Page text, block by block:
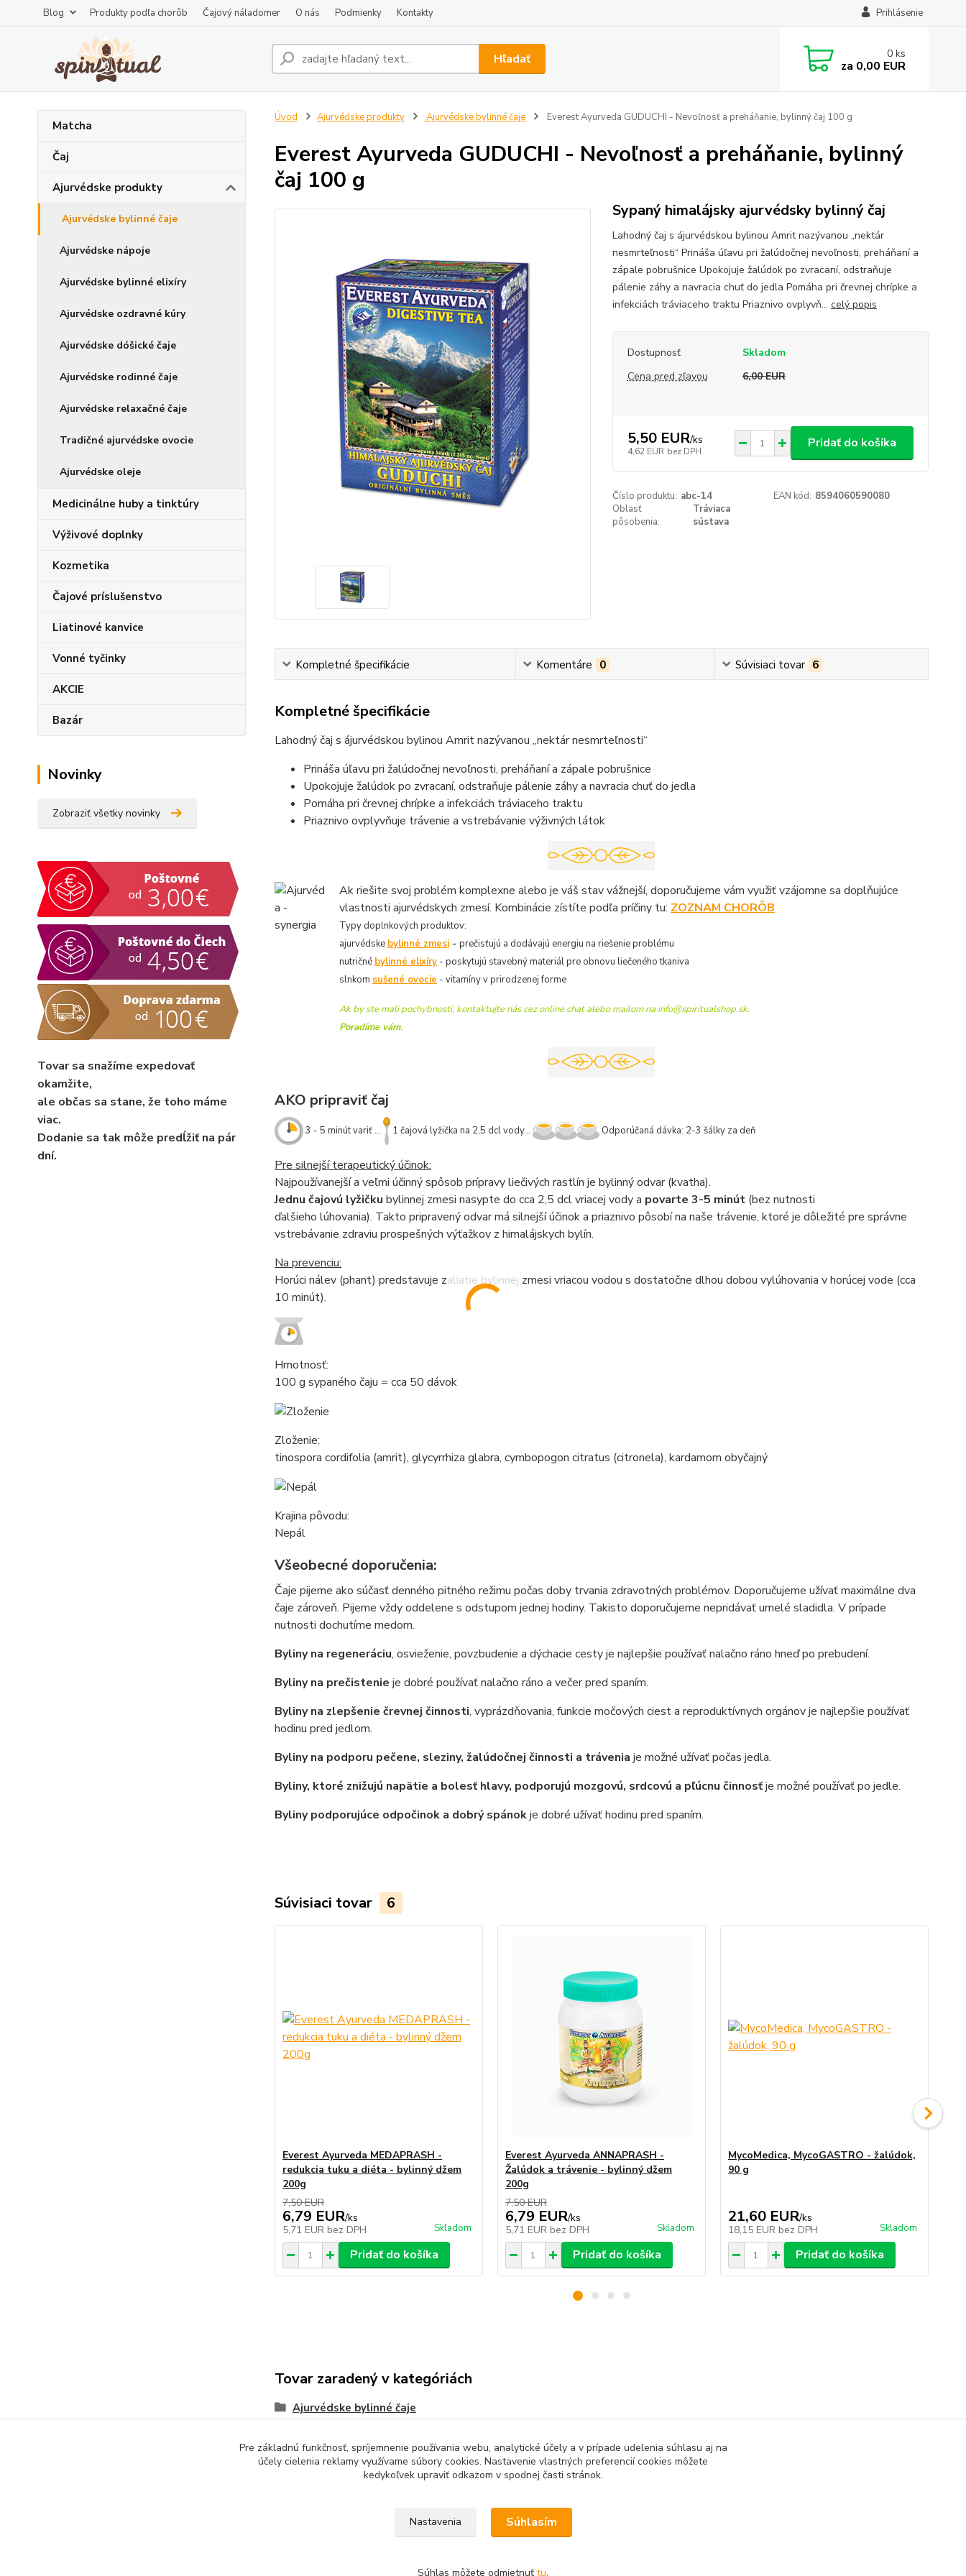
Blog Produkty podľa chorôb Čajový náladomer O nás Podmienky Kontakty Prihlásenie
Hľadať 0 ks
za 0,00 EUR
Matcha
Čaj
Ajurvédske produkty
Ajurvédske bylinné čaje
Ajurvédske nápoje
Ajurvédske bylinné elixíry
Ajurvédske ozdravné kúry
Ajurvédske dóšické čaje
Ajurvédske rodinné čaje
Ajurvédske relaxačné čaje
Tradičné ajurvédske ovocie
Ajurvédske oleje
Medicinálne huby a tinktúry
Výživové doplnky
Kozmetika
Čajové príslušenstvo
Liatinové kanvice
Vonné tyčinky
AKCIE
Bazár
Novinky
Zobraziť všetky novinky
Tovar sa snažíme expedovať
okamžite,
ale občas sa stane, že toho máme
viac.
Dodanie sa tak môže predĺžiť na pár
dní.
Úvod Ajurvédske produkty Ajurvédske bylinné čaje Everest Ayurveda GUDUCHI - Nevoľnosť a preháňanie, bylinný čaj 100 g
Everest Ayurveda GUDUCHI - Nevoľnosť a preháňanie, bylinný
čaj 100 g
Sypaný himalájsky ajurvédsky bylinný čaj
Lahodný čaj s ájurvédskou bylinou Amrit nazývanou „nektár
nesmrteľnosti“ Prináša úľavu pri žalúdočnej nevoľnosti, preháňaní a
zápale pobrušnice Upokojuje žalúdok po zvracaní, odstraňuje
pálenie záhy a navracia chuť do jedla Pomáha pri črevnej chrípke a
infekciách tráviaceho traktu Priaznivo ovplyvň... celý popis
Dostupnosť
Skladom
Cena pred zľavou
6,00 EUR
5,50 EUR/ks
4,62 EUR bez DPH
Pridať do košíka
Číslo produktu: abc-14 EAN kód: 8594060590080
Oblasť
pôsobenia:
Tráviaca
sústava
Kompletné špecifikácie Komentáre 0 Súvisiaci tovar 6
Kompletné špecifikácie
Lahodný čaj s ájurvédskou bylinou Amrit nazývanou „nektár nesmrteľnosti“
Prináša úľavu pri žalúdočnej nevoľnosti, preháňaní a zápale pobrušnice
Upokojuje žalúdok po zvracaní, odstraňuje pálenie záhy a navracia chuť do jedla
Pomáha pri črevnej chrípke a infekciách tráviaceho traktu
Priaznivo ovplyvňuje trávenie a vstrebávanie výživných látok
Ak riešite svoj problém komplexne alebo je váš stav vážnejší, doporučujeme vám využiť vzájomne sa doplňujúce
vlastnosti ajurvédskych zmesí. Kombinácie zístíte podľa príčiny tu: ZOZNAM CHORÔB
Typy doplnkových produktov:
ajurvédske bylinné zmesi- prečisťujú a dodávajú energiu na riešenie problému
nutričné bylinné elixíry- poskytujú stavebný materiál pre obnovu liečeného tkaniva
slnkom sušené ovocie - vitamíny v prirodzenej forme
Ak by ste mali pochybnosti, kontaktujte nás cez online chat alebo mailom na info@spiritualshop.sk.
Poradíme vám.
AKO pripraviť čaj
3 - 5 minút variť ... 1 čajová lyžička na 2,5 dcl vody... Odporúčaná dávka: 2-3 šálky za deň
Pre silnejší terapeutický účinok:
Najpoužívanejší a veľmi účinný spôsob prípravy liečivých rastlín je bylinný odvar (kvatha).
Jednu čajovú lyžičku bylinnej zmesi nasypte do cca 2,5 dcl vriacej vody a povarte 3-5 minút(bez nutnosti
ďalšieho lúhovania). Takto pripravený odvar má silnejší účinok a priaznivo pôsobí na naše trávenie, ktoré je dôležité pre správne
vstrebávanie zdraviu prospešných výťažkov z himalájskych bylín.
Na prevenciu:
Horúci nálev (phant) predstavuje zaliatie bylinnej zmesi vriacou vodou s dostatočne dlhou dobou vylúhovania v horúcej vode (cca
10 minút).
Hmotnosť:
100 g sypaného čaju = cca 50 dávok
Zloženie:
tinospora cordifolia (amrit), glycyrrhiza glabra, cymbopogon citratus (citronela), kardamom obyčajný
Krajina pôvodu:
Nepál
Všeobecné doporučenia:
Čaje pijeme ako súčasť denného pitného režimu počas doby trvania zdravotných problémov. Doporučujeme užívať maximálne dva
čaje zároveň. Pijeme vždy oddelene s odstupom jednej hodiny. Takisto doporučujeme nepridávať umelé sladidla. V prípade
nutnosti dochutíme medom.
Byliny na regeneráciu, osvieženie, povzbudenie a dýchacie cesty je najlepšie používať nalačno ráno hneď po prebudení.
Byliny na prečistenie je dobré používať nalačno ráno a večer pred spaním.
Byliny na zlepšenie črevnej činnosti, vyprázdňovania, funkcie močových ciest a reproduktívnych orgánov je najlepšie používať
hodinu pred jedlom.
Byliny na podporu pečene, sleziny, žalúdočnej činnosti a trávenia je možné užívať počas jedla.
Byliny, ktoré znižujú napätie a bolesť hlavy, podporujú mozgovú, srdcovú a pľúcnu činnosťje možné používať po jedle.
Byliny podporujúce odpočinok a dobrý spánokje dobré užívať hodinu pred spaním.
Súvisiaci tovar 6
Everest Ayurveda MEDAPRASH -
redukcia tuku a diéta - bylinný džem
200g
7,50 EUR
6,79 EUR/ks
5,71 EUR bez DPH Skladom
Pridať do košíka
Everest Ayurveda ANNAPRASH -
Žalúdok a trávenie - bylinný džem
200g
7,50 EUR
6,79 EUR/ks
5,71 EUR bez DPH Skladom
Pridať do košíka
MycoMedica, MycoGASTRO - žalúdok,
90 g
21,60 EUR/ks
18,15 EUR bez DPH Skladom
Pridať do košíka
Tovar zaradený v kategóriách
Ajurvédske bylinné čaje
Pre základnú funkčnosť, spríjemnenie používania webu, analytické účely a v prípade udelenia súhlasu aj na
účely cielenia reklamy využívame súbory cookies. Nastavenie vlastných preferencií cookies môžete
kedykoľvek upraviť odkazom v spodnej časti stránok.
Nastavenia Súhlasím
Súhlas môžete odmietnuť tu.